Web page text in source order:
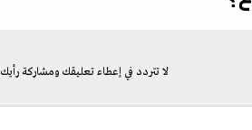
لا تتردد في إعطاء تعليقك ومشاركة رأيك